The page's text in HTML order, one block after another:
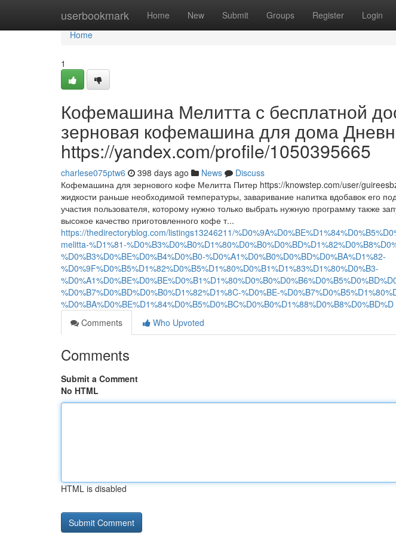
userbookmark Home New Submit Groups Register Login
Home
Home
1
Кофемашина Мелитта с бесплатной
зерновая кофемашина для дома
https://yandex.com/profile/1050395665
charlese075ptw6 398 days ago News
Discuss
Кофемашина для зернового кофе Мелитта Питер https://knowstep.com/user/
жидкости раньше необходимой температуры, заваривание напитка вдобавок его
участия пользователя, которому нужно только выбрать нужную программу также
высокое качество приготовленного кофе т...
https://thedirectoryblog.com/listings13246211/
melitta-%D1%81-
%D0%B3%D0%BE%D0%B4%D0%B0-%D0%A1%D0%B0%D0%BD%D0%BA%D1%82-
%D0%9F%D0%B5%D1%82%D0%B5%D1%80%D0%B1%D1%83%D1%80%D0%B3-
%D0%B7%D0%BD%D0%B0%D1%82%D1%8C-%D0%BE-
%D0%BA%D0%BE%D1%84%D0%B5%D0%BC%D0%B0%D1%88%D0%B8%D0%BD%D
Comments
Who Upvoted
Comments
Submit a Comment
No HTML
HTML is disabled